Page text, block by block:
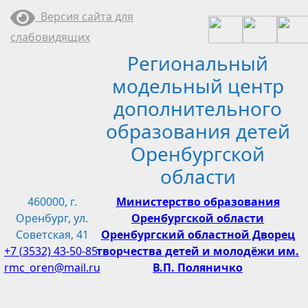
Перейти
содержимому
Версия сайта для
слабовидящих
Региональный
модельный центр
дополнительного
образования детей
Оренбургской
области
460000, г.
Оренбург, ул.
Советская, 41
+7 (3532) 43-50-85
rmc_oren@mail.ru
Министерство образования
Оренбургской области
Оренбургский областной Дворец
творчества детей и молодёжи им.
В.П. Поляничко